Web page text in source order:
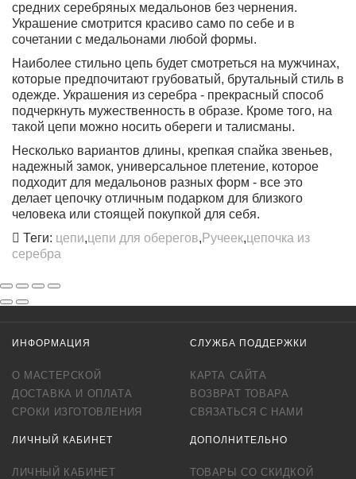
средних серебряных медальонов без чернения.
Украшение смотрится красиво само по себе и в
сочетании с медальонами любой формы.
Наиболее стильно цепь будет смотреться на мужчинах,
которые предпочитают грубоватый, брутальный стиль в
одежде. Украшения из серебра - прекрасный способ
подчеркнуть мужественность в образе. Кроме того, на
такой цепи можно носить обереги и талисманы.
Несколько вариантов длины, крепкая спайка звеньев,
надежный замок, универсальное плетение, которое
подходит для медальонов разных форм - все это
делает цепочку отличным подарком для близкого
человека или стоящей покупкой для себя.
Теги: цепи,цепи для оберегов, Ручеек,цепочка из
серебра
ИНФОРМАЦИЯ
О МАСТЕРСКОЙ
ДОСТАВКА И ОПЛАТА
СРОКИ ИЗГОТОВЛЕНИЯ
СЛУЖБА ПОДДЕРЖКИ
КАРТА САЙТА
ВОЗВРАТ ТОВАРА
СВЯЗАТЬСЯ С НАМИ
ЛИЧНЫЙ КАБИНЕТ
ЛИЧНЫЙ КАБИНЕТ
ДОПОЛНИТЕЛЬНО
ТОВАРЫ СО СКИДКОЙ